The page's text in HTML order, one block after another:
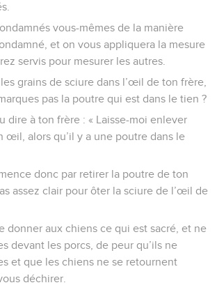
vous-mêmes de la manière
et on vous appliquera la mesure
servis pour mesurer les autres.
grains de sciure dans l’œil de ton frère,
pas la poutre qui est dans le tien ?
dire à ton frère : « Laisse-moi enlever
œil, alors qu’il y a une poutre dans le
donc par retirer la poutre de ton
assez clair pour ôter la sciure de l’œil de
donner aux chiens ce qui est sacré, et ne
devant les porcs, de peur qu’ils ne
et que les chiens ne se retournent
déchirer.